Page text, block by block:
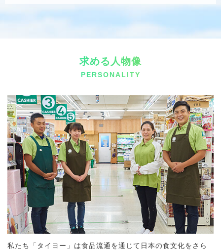
求める人物像
PERSONALITY
私たち「タイヨー」は食品流通を通じて日本の食文化をさら